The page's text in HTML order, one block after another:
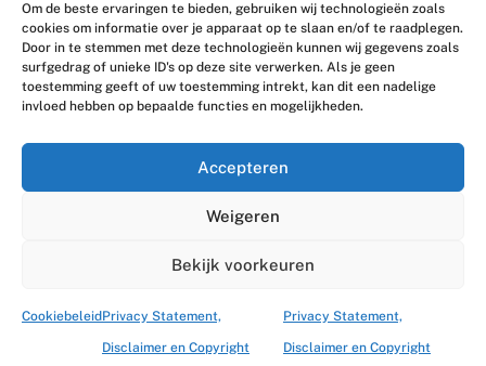
Om de beste ervaringen te bieden, gebruiken wij technologieën zoals
cookies om informatie over je apparaat op te slaan en/of te raadplegen.
Door in te stemmen met deze technologieën kunnen wij gegevens zoals
surfgedrag of unieke ID's op deze site verwerken. Als je geen
toestemming geeft of uw toestemming intrekt, kan dit een nadelige
invloed hebben op bepaalde functies en mogelijkheden.
Accepteren
Weigeren
Bekijk voorkeuren
CookiebeleidPrivacy Statement,
Disclaimer en Copyright
Privacy Statement,
Disclaimer en Copyright
Contact
Houttuinlaan 8
3447 GM Woerden